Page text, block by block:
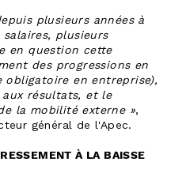
plusieurs années à
plusieurs
en question cette
des progressions en
obligatoire en entreprise),
résultats, et le
la mobilité externe »,
général de l'Apec.
À LA BAISSE